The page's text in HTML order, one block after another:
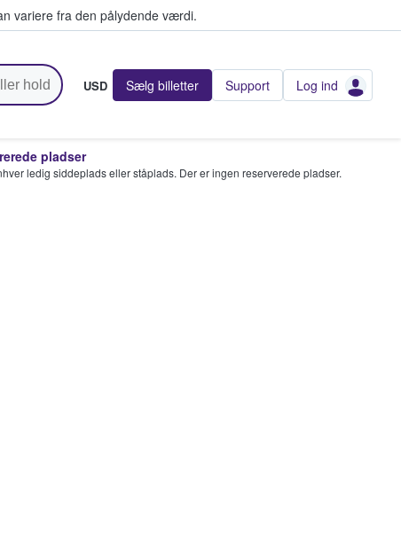
variere fra den pålydende værdi.
USD Sælg billetter Support Log ind
pladser
ledig siddeplads eller ståplads. Der er ingen reserverede pladser.